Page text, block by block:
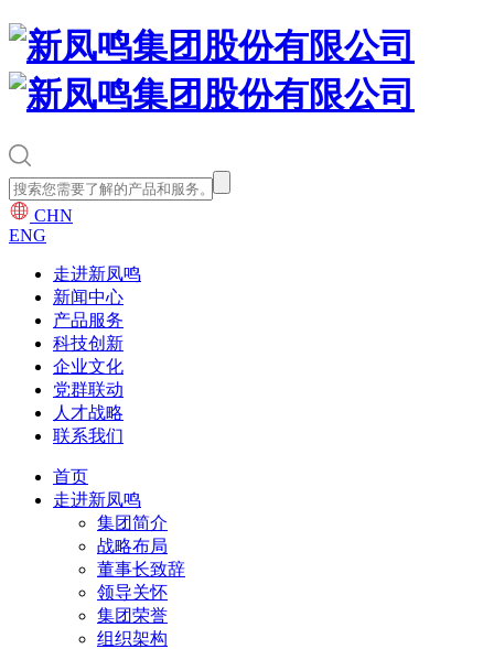
CHN
ENG
走进新凤鸣
新闻中心
产品服务
科技创新
企业文化
党群联动
人才战略
联系我们
首页
走进新凤鸣
集团简介
战略布局
董事长致辞
领导关怀
集团荣誉
组织架构